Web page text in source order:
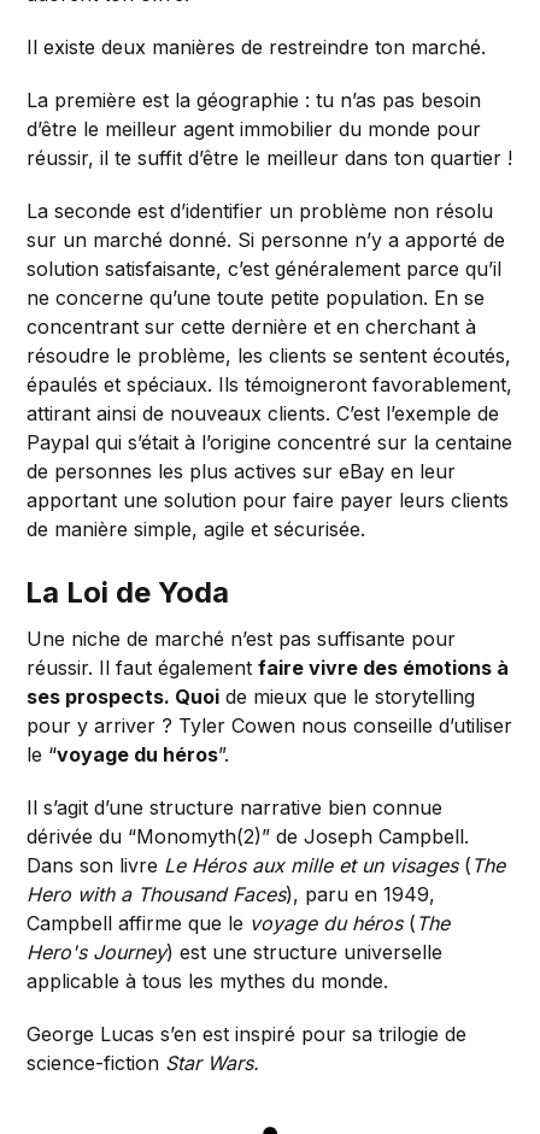
Il existe deux manières de restreindre ton marché.
La première est la géographie : tu n’as pas besoin
d’être le meilleur agent immobilier du monde pour
réussir, il te suffit d’être le meilleur dans ton quartier !
La seconde est d’identifier un problème non résolu
sur un marché donné. Si personne n’y a apporté de
solution satisfaisante, c’est généralement parce qu’il
ne concerne qu’une toute petite population. En se
concentrant sur cette dernière et en cherchant à
résoudre le problème, les clients se sentent écoutés,
épaulés et spéciaux. Ils témoigneront favorablement,
attirant ainsi de nouveaux clients. C’est l’exemple de
Paypal qui s’était à l’origine concentré sur la centaine
de personnes les plus actives sur eBay en leur
apportant une solution pour faire payer leurs clients
de manière simple, agile et sécurisée.
La Loi de Yoda
Une niche de marché n’est pas suffisante pour
réussir. Il faut égalementfaire vivre des émotions à
ses prospects. Quoi de mieux que le storytelling
pour y arriver ? Tyler Cowen nous conseille d’utiliser
le “voyage du héros”.
Il s’agit d’une structure narrative bien connue
dérivée du “Monomyth(2)” de Joseph Campbell.
Dans son livre Le Héros aux mille et un visages( The
Hero with a Thousand Faces), paru en 1949,
Campbell affirme que le voyage du héros( The
Hero's Journey) est une structure universelle
applicable à tous les mythes du monde.
George Lucas s’en est inspiré pour sa trilogie de
science-fiction Star Wars.